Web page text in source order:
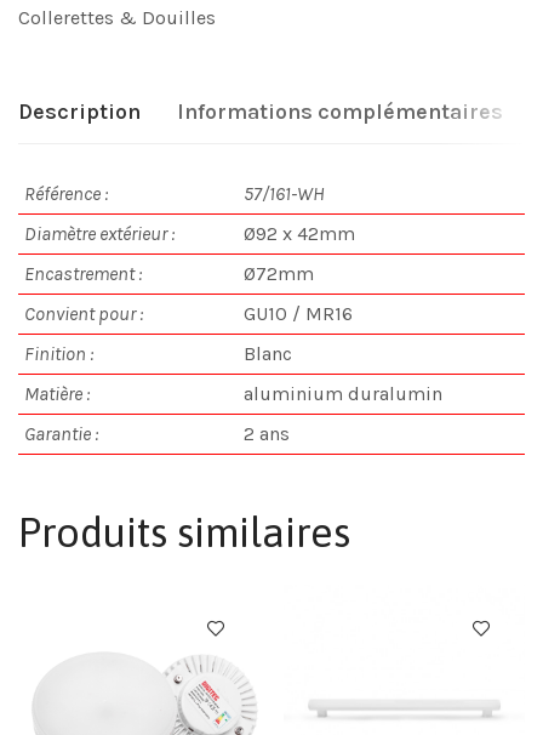
Collerettes & Douilles
Description Informations complémentaires
Référence :
57/161-WH
Diamètre extérieur:
Ø92 x 42mm
Encastrement :
Ø72mm
Convient pour :
GU10 / MR16
Finition :
Blanc
Matière :
aluminium duralumin
Garantie : 2 ans
Produits similaires